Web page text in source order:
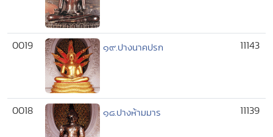
0019 ๑๙.ปางนาคปรก 11143
0018 ๑๘.ปางห้ามมาร 11139